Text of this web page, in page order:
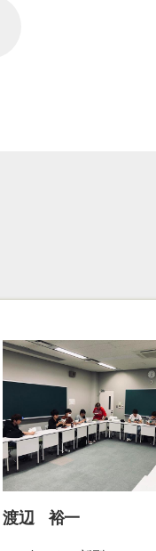
渡辺 裕一